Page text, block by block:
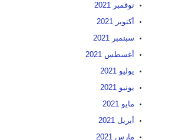
نوفمبر 2021
أكتوبر 2021
سبتمبر 2021
أغسطس 2021
يوليو 2021
يونيو 2021
مايو 2021
أبريل 2021
مارس 2021